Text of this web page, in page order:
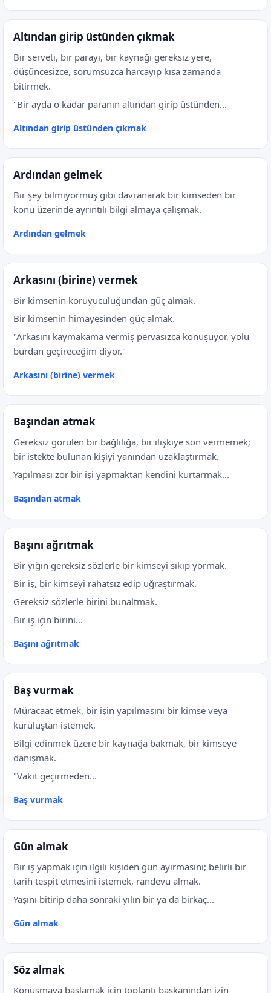
Altından girip üstünden çıkmak
Bir serveti, bir parayı, bir kaynağı gereksiz yere,
düşüncesizce, sorumsuzca harcayıp kısa zamanda
bitirmek.
"Bir ayda o kadar paranın altından girip üstünden...
Altından girip üstünden çıkmak
Ardından gelmek
Bir şey bilmiyormuş gibi davranarak bir kimseden bir
konu üzerinde ayrıntılı bilgi almaya çalışmak.
Ardından gelmek
Arkasını (birine) vermek
Bir kimsenin koruyuculuğundan güç almak.
Bir kimsenin himayesinden güç almak.
"Arkasını kaymakama vermiş pervasızca konuşuyor, yolu
burdan geçireceğim diyor."
Arkasını (birine) vermek
Başından atmak
Gereksiz görülen bir bağlılığa, bir ilişkiye son vermemek;
bir istekte bulunan kişiyi yanından uzaklaştırmak.
Yapılması zor bir işi yapmaktan kendini kurtarmak...
Başından atmak
Başını ağrıtmak
Bir yığın gereksiz sözlerle bir kimseyi sıkıp yormak.
Bir iş, bir kimseyi rahatsız edip uğraştırmak.
Gereksiz sözlerle birini bunaltmak.
Bir iş için birini...
Başını ağrıtmak
Baş vurmak
Müracaat etmek, bir işin yapılmasını bir kimse veya
kuruluştan istemek.
Bilgi edinmek üzere bir kaynağa bakmak, bir kimseye
danışmak.
"Vakit geçirmeden...
Baş vurmak
Gün almak
Bir iş yapmak için ilgili kişiden gün ayırmasını; belirli bir
tarih tespit etmesini istemek, randevu almak.
Yaşını bitirip daha sonraki yılın bir ya da birkaç...
Gün almak
Söz almak
Konuşmaya başlamak için toplantı başkanından izin